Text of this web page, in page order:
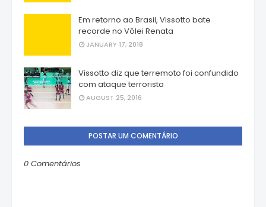
Em retorno ao Brasil, Vissotto bate
recorde no Vôlei Renata
JANUARY 17, 2018
Vissotto diz que terremoto foi confundido
com ataque terrorista
AUGUST 25, 2016
POSTAR UM COMENTÁRIO
0 Comentários